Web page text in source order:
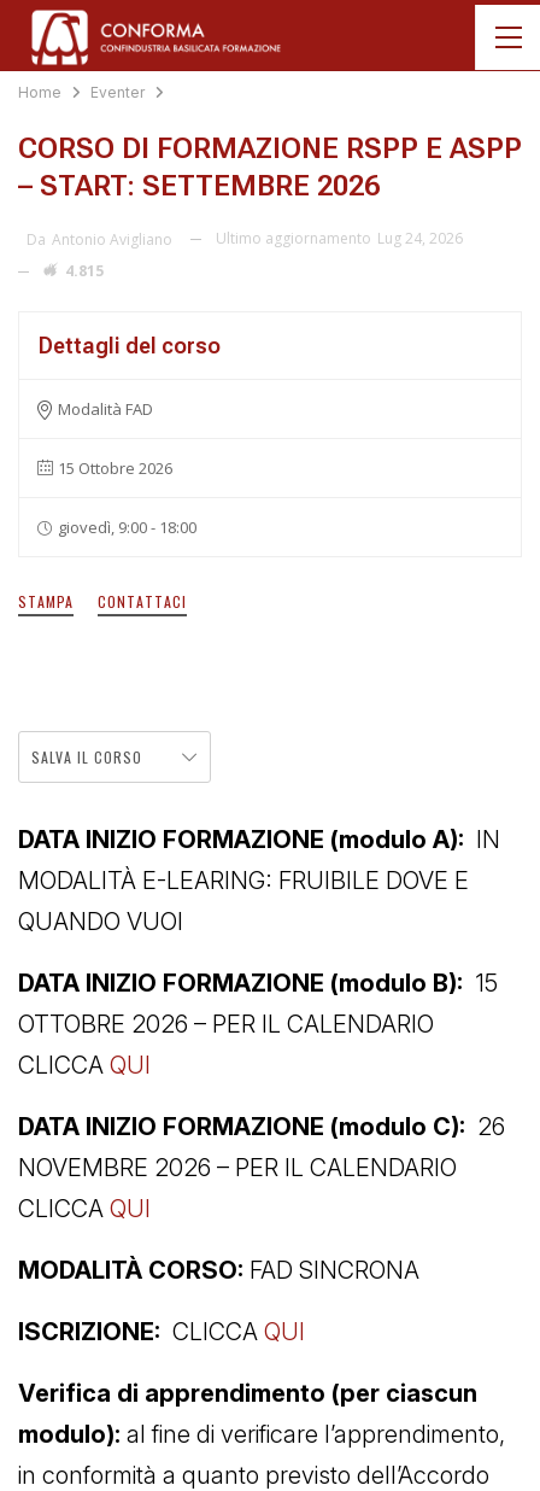
Home Eventer
CORSO DI FORMAZIONE RSPP E ASPP
– START: SETTEMBRE 2026
Da Antonio Avigliano Ultimo aggiornamento Lug 24, 2026
4.815
Dettagli del corso
Modalità FAD
15 Ottobre 2026
giovedì, 9:00 - 18:00
STAMPA CONTATTACI
SALVA IL CORSO
DATA INIZIO FORMAZIONE (modulo A): IN
MODALITÀ E-LEARING: FRUIBILE DOVE E
QUANDO VUOI
DATA INIZIO FORMAZIONE (modulo B): 15
OTTOBRE 2026 – PER IL CALENDARIO
CLICCA QUI
DATA INIZIO FORMAZIONE (modulo C): 26
NOVEMBRE 2026 – PER IL CALENDARIO
CLICCA QUI
MODALITÀ CORSO: FAD SINCRONA
ISCRIZIONE: CLICCA QUI
Verifica di apprendimento (per ciascun
modulo): al fine di verificare l’apprendimento,
in conformità a quanto previsto dell’Accordo